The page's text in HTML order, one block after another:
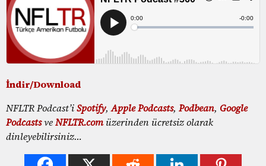
İndir/Download
NFLTR Podcast’iSpotify,Apple Podcasts, Podbean, Google
PodcastsveNFLTR.comüzerinden ücretsiz olarak
dinleyebilirsiniz…